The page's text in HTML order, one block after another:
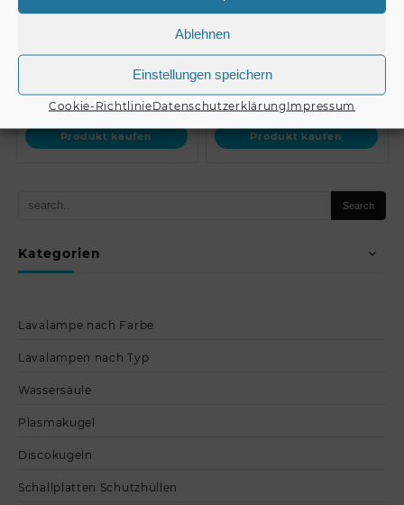
Ablehnen
Einstellungen speichern
Cookie-RichtlinieDatenschutzerklärung Impressum
Kategorien
Lavalampe nach Farbe
Lavalampen nach Typ
Wassersäule
Plasmakugel
Discokugeln
Schallplatten Schutzhüllen
Produkt kaufen
PA Mixing Ampl…
Produkt kaufen